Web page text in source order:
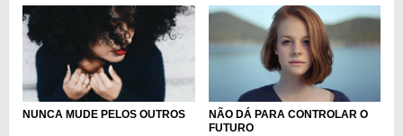
NUNCA MUDE PELOS OUTROS
NÃO DÁ PARA CONTROLAR O
FUTURO